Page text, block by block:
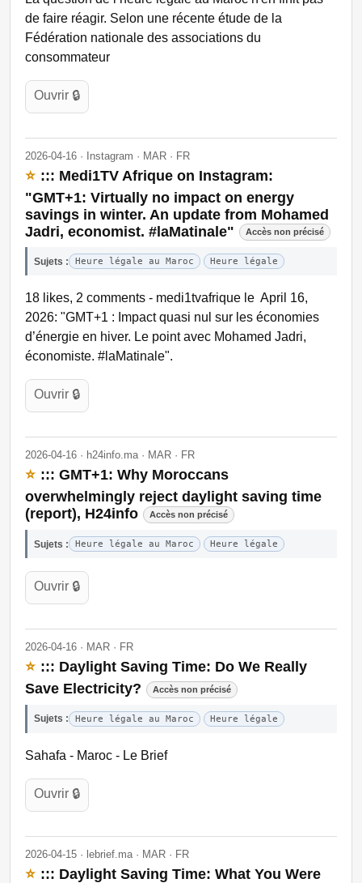
de faire réagir. Selon une récente étude de la
Fédération nationale des associations du
consommateur
Ouvrir 🔒
2026-04-16 · Instagram · MAR · FR
⭐ ::: Medi1TV Afrique on Instagram:
"GMT+1: Virtually no impact on energy
savings in winter. An update from Mohamed
Jadri, economist. #laMatinale"
Accès non précisé
Sujets : Heure légale au Maroc Heure légale
18 likes, 2 comments - medi1tvafrique le April 16,
2026: "GMT+1 : Impact quasi nul sur les économies
d’énergie en hiver. Le point avec Mohamed Jadri,
économiste. #laMatinale".
Ouvrir 🔒
2026-04-16 · h24info.ma · MAR · FR
⭐ ::: GMT+1: Why Moroccans
overwhelmingly reject daylight saving time
(report), H24info
Accès non précisé
Sujets : Heure légale au Maroc Heure légale
Ouvrir 🔒
2026-04-16 · MAR · FR
⭐ ::: Daylight Saving Time: Do We Really
Save Electricity?
Accès non précisé
Sujets : Heure légale au Maroc Heure légale
Sahafa - Maroc - Le Brief
Ouvrir 🔒
2026-04-15 · lebrief.ma · MAR · FR
⭐ ::: Daylight Saving Time: What You Were